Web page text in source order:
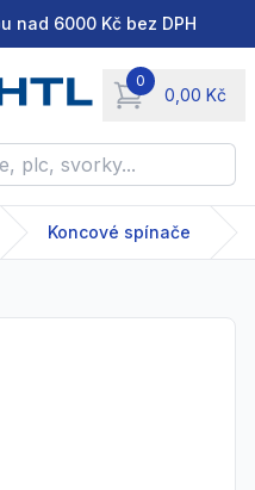
nad 6000 Kč bez DPH
0
0,00 Kč
items in cart,
svorky...
Koncové spínače